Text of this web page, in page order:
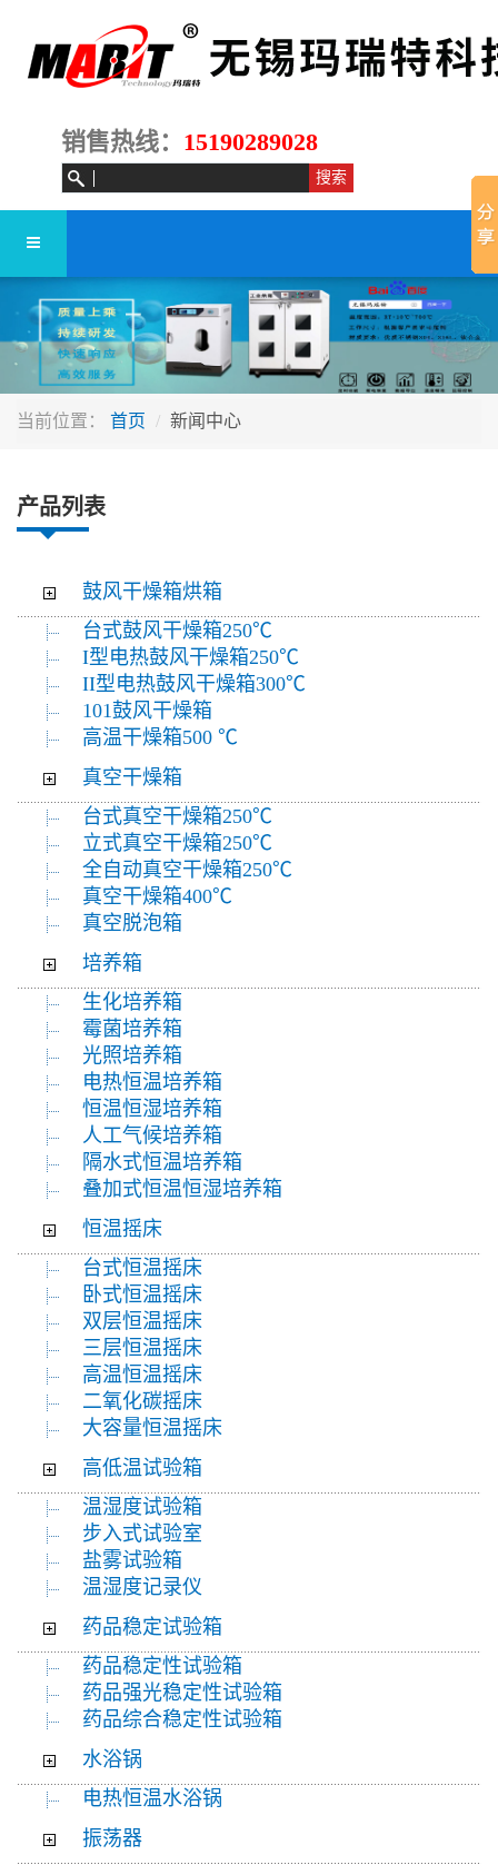
销售热线： 15190289028
当前位置： 首页 新闻中心
产品列表
鼓风干燥箱烘箱
台式鼓风干燥箱250℃
I型电热鼓风干燥箱250℃
II型电热鼓风干燥箱300℃
101鼓风干燥箱
高温干燥箱500 ℃
真空干燥箱
台式真空干燥箱250℃
立式真空干燥箱250℃
全自动真空干燥箱250℃
真空干燥箱400℃
真空脱泡箱
培养箱
生化培养箱
霉菌培养箱
光照培养箱
电热恒温培养箱
恒温恒湿培养箱
人工气候培养箱
隔水式恒温培养箱
叠加式恒温恒湿培养箱
恒温摇床
台式恒温摇床
卧式恒温摇床
双层恒温摇床
三层恒温摇床
高温恒温摇床
二氧化碳摇床
大容量恒温摇床
高低温试验箱
温湿度试验箱
步入式试验室
盐雾试验箱
温湿度记录仪
药品稳定试验箱
药品稳定性试验箱
药品强光稳定性试验箱
药品综合稳定性试验箱
水浴锅
电热恒温水浴锅
振荡器